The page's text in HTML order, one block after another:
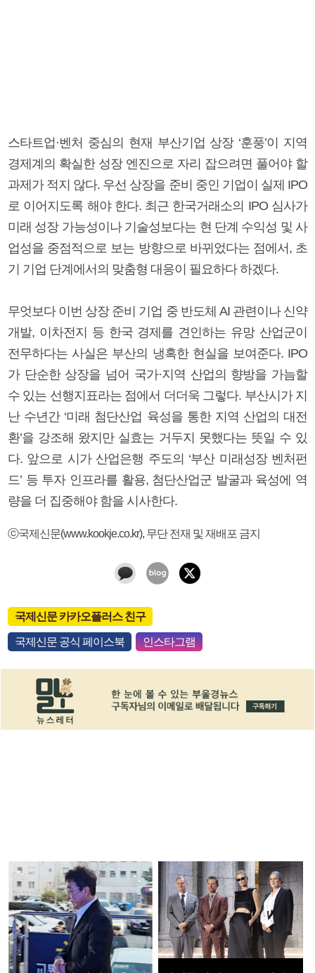
스타트업·벤처 중심의 현재 부산기업 상장 ‘훈풍’이 지역
경제계의 확실한 성장 엔진으로 자리 잡으려면 풀어야 할
과제가 적지 않다. 우선 상장을 준비 중인 기업이 실제 IPO
로 이어지도록 해야 한다. 최근 한국거래소의 IPO 심사가
미래 성장 가능성이나 기술성보다는 현 단계 수익성 및 사
업성을 중점적으로 보는 방향으로 바뀌었다는 점에서, 초
기 기업 단계에서의 맞춤형 대응이 필요하다 하겠다.
무엇보다 이번 상장 준비 기업 중 반도체 AI 관련이나 신약
개발, 이차전지 등 한국 경제를 견인하는 유망 산업군이
전무하다는 사실은 부산의 냉혹한 현실을 보여준다. IPO
가 단순한 상장을 넘어 국가·지역 산업의 향방을 가늠할
수 있는 선행지표라는 점에서 더더욱 그렇다. 부산시가 지
난 수년간 ‘미래 첨단산업 육성을 통한 지역 산업의 대전
환’을 강조해 왔지만 실효는 거두지 못했다는 뜻일 수 있
다. 앞으로 시가 산업은행 주도의 ‘부산 미래성장 벤처펀
드’ 등 투자 인프라를 활용, 첨단산업군 발굴과 육성에 역
량을 더 집중해야 함을 시사한다.
ⓒ국제신문(www.kookje.co.kr), 무단 전재 및 재배포 금지
국제신문 카카오플러스 친구
국제신문 공식 페이스북 인스타그램